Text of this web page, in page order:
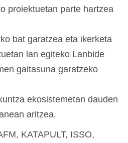
proiektuetan parte hartzea
bat garatzea eta ikerketa
lan egiteko Lanbide
gaitasuna garatzeko
ekosistemetan dauden
aritzea.
KATAPULT, ISSO,